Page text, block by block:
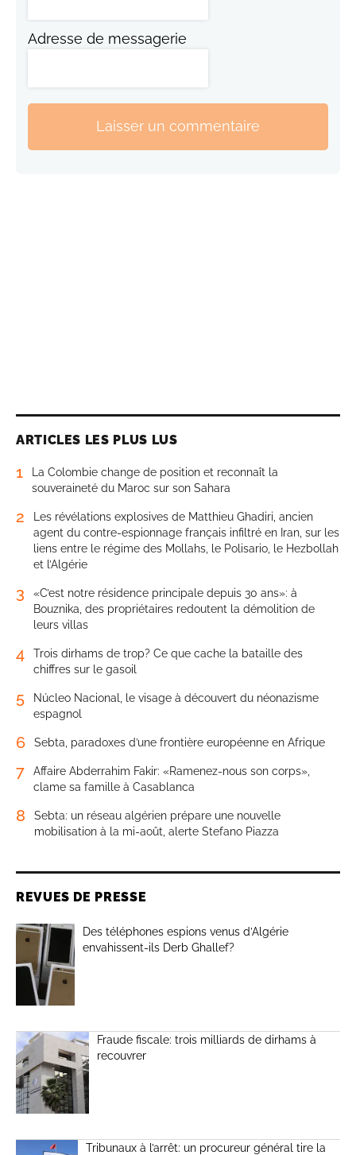
Adresse de messagerie
Laisser un commentaire
ARTICLES LES PLUS LUS
1
La Colombie change de position et reconnaît la
souveraineté du Maroc sur son Sahara
2
Les révélations explosives de Matthieu Ghadiri, ancien
agent du contre-espionnage français infiltré en Iran, sur les
liens entre le régime des Mollahs, le Polisario, le Hezbollah
et l’Algérie
3
«C’est notre résidence principale depuis 30 ans»: à
Bouznika, des propriétaires redoutent la démolition de
leurs villas
4
Trois dirhams de trop? Ce que cache la bataille des
chiffres sur le gasoil
5
Núcleo Nacional, le visage à découvert du néonazisme
espagnol
6 Sebta, paradoxes d’une frontière européenne en Afrique
7
Affaire Abderrahim Fakir: «Ramenez-nous son corps»,
clame sa famille à Casablanca
8
Sebta: un réseau algérien prépare une nouvelle
mobilisation à la mi-août, alerte Stefano Piazza
REVUES DE PRESSE
Des téléphones espions venus d’Algérie
envahissent-ils Derb Ghallef?
Fraude fiscale: trois milliards de dirhams à
recouvrer
Tribunaux à l’arrêt: un procureur général tire la